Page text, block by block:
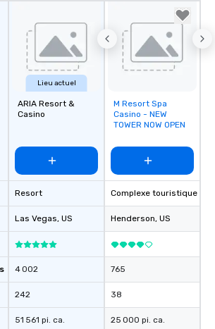
Lieu actuel
ARIA Resort &
Casino
Resort
Las Vegas, US
4 002
242
51 561 pi. ca.
Removed from
favorites
M Resort Spa
Casino - NEW
TOWER NOW OPEN
Complexe touristique
Henderson, US
765
38
25 000 pi. ca.